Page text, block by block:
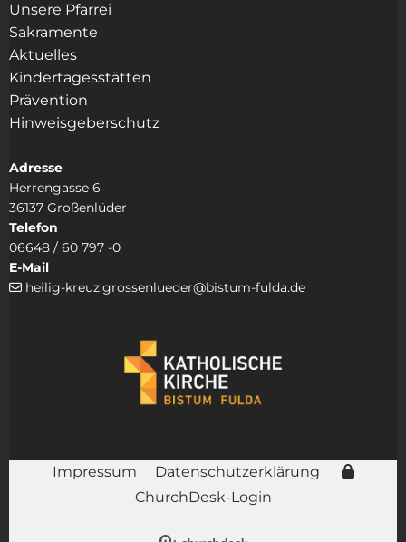
Unsere Pfarrei
Sakramente
Aktuelles
Kindertagesstätten
Prävention
Hinweisgeberschutz
Adresse
Herrengasse 6
36137 Großenlüder
Telefon
06648 / 60 797 -0
E-Mail
 heilig-kreuz.grossenlueder@bistum-fulda.de
Impressum
Datenschutzerklärung
ChurchDesk-Login